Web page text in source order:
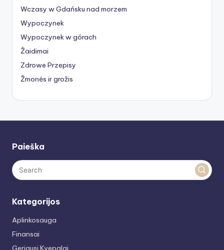
Wczasy w Gdańsku nad morzem
Wypoczynek
Wypoczynek w górach
Žaidimai
Zdrowe Przepisy
Žmonės ir grožis
Paieška
Kategorijos
Aplinkosauga
Finansai
Geriausi Kvepalai